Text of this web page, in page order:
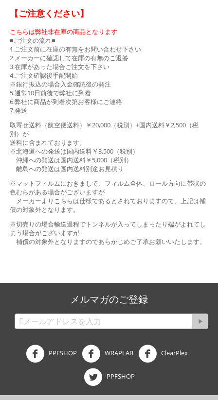
【ご注意ください】
こちらは弊社非在庫の商品となります
■ご注文の流れ■
1.ご注文前に在庫の有無をお問い合わせ下さい
2.メーカーに確認して在庫の有無のご返答
3.在庫があった場合ご注文を下さい
4.ご注文確認後手配開始
※銀行振込の場合入金確認後の発注
5.通常10日前後で弊社に到着
6.弊社に商品が到着次第お客様にご連絡
7.発送
取寄せ送料（航空便送料）￥20,000（税別）+国内送料￥2,500（税
別）が
送料に含まれております。
※北海道への発送は国内送料￥3,500（税別）
沖縄への発送は国内送料￥5,000（税別）
離島への発送は国内送料別途お見積り
※マットフィルムにおきまして、フィルム全体、ロール方向に帯状の
色むらがある場合がございますが
メーカーよりこちらは仕様であるとされておりますので、上記は補
償の対象外となります。
※切売りの場合輸送過程でトンネルが入ってしまったり端がよれてし
まう場合がございますが
補償の対象外となりますのであらかじめご了承お願いいたします。
メルマガのご登録
PPFSHOP WRAPLAB ClearPlex
PPFSHOP